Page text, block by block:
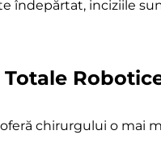
îndepărtat, inciziile
chirurgului o